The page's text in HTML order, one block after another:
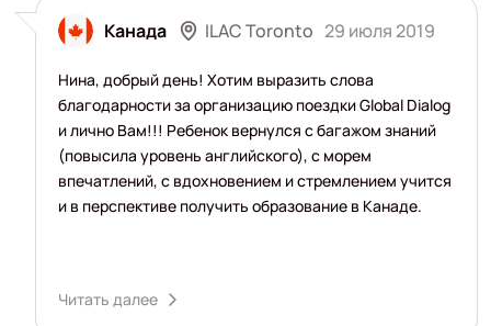
Канада ILAC Toronto 29 июля 2019
Нина, добрый день! Хотим выразить слова
благодарности за организацию поездки Global Dialog
и лично Вам!!! Ребенок вернулся с багажом знаний
(повысила уровень английского), с морем
впечатлений, с вдохновением и стремлением учится
и в перспективе получить образование в Канаде.
Читать далее